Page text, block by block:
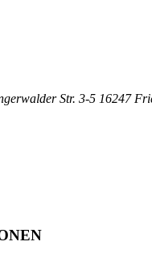
Str. 3-5 16247